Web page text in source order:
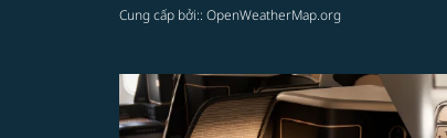
Cung cấp bởi:: OpenWeatherMap.org